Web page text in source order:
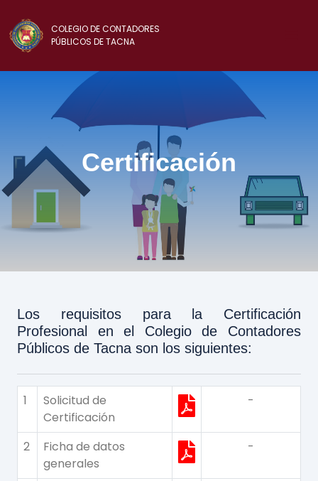
COLEGIO DE CONTADORES
PÚBLICOS DE TACNA
Certificación
Los requisitos para la Certificación
Profesional en el Colegio de Contadores
Públicos de Tacna son los siguientes:
1
Solicitud de
Certificación
-
2
Ficha de datos
generales
-